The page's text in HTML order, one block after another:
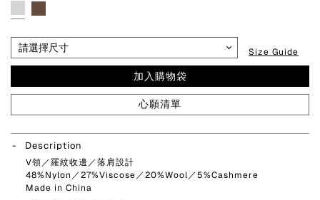
Size Guide
加入購物袋
心願清單
Description
V領／羅紋收邊／落肩設計
48%Nylon／27%Viscose／20%Wool／5%Cashmere
Made in China